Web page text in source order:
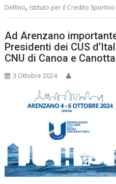
Delfino, Istituto per il Credito Sportivo
Ad Arenzano
Presidenti dei CUS
CNU di Canoa e
3 Ottobre 2024